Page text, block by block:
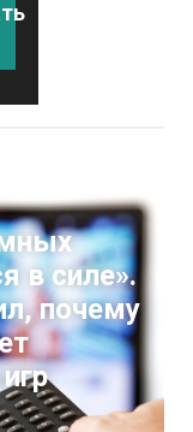
в силе».
почему